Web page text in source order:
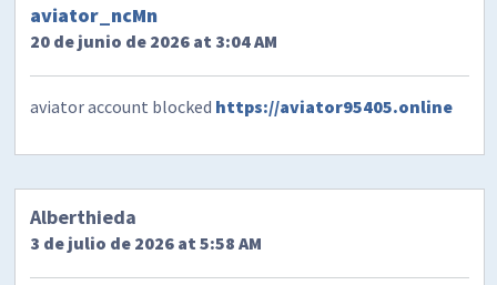
aviator_ncMn
20 de junio de 2026 at 3:04 AM
aviator account blocked https://aviator95405.online
Alberthieda
3 de julio de 2026 at 5:58 AM